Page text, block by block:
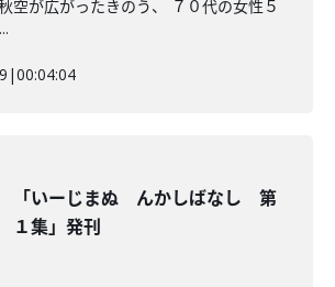
空が広がったきのう、 ７０代の女性５
|00:04:04
「いーじまぬ んかしばなし 第
１集」発刊